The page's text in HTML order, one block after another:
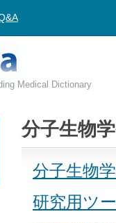
分子生物
分子生物
研究用ツ
Medical Dictionary